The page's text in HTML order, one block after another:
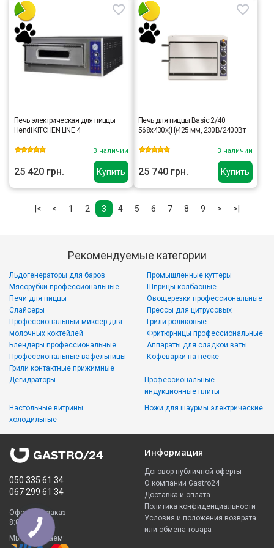
Купить
Печь электрическая для пиццы
Hendi KITCHEN LINE 4
В наличии
25 420 грн. Купить
Печь для пиццы Basic 2/40
568x430x(H)425 мм, 230В/2400Вт
В наличии
25 740 грн.
|< < 1 2 3 4 5 6 7 8 9 > >|
Рекомендуемые категории
Льдогенераторы для баров
Мясорубки профессиональные
Печи для пиццы
Слайсеры
Промышленные куттеры
Шприцы колбасные
Овощерезки профессиональные
Прессы для цитрусовых
Профессиональный миксер для
молочных коктейлей
Блендеры профессиональные
Профессиональные вафельницы
Грили контактные прижимные
Грили роликовые
Фритюрницы профессиональные
Аппараты для сладкой ваты
Кофеварки на песке
Дегидраторы
Настольные витрины
холодильные
Профессиональные
индукционные плиты
Ножи для шаурмы электрические
050 335 61 34
067 299 61 34
Оформить заказ
8:00 - 23:00
Мы принимаем:
Информация
Договор публичной оферты
О компании Gastro24
Доставка и оплата
Политика конфиденциальности
Условия и положения возврата
или обмена товара